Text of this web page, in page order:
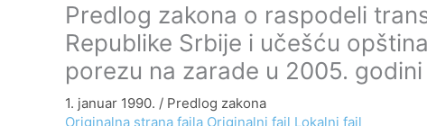
Predlog zakona o raspodeli
Republike Srbije i učešću
porezu na zarade u 2005. godini
1. januar 1990. / Predlog zakona
Originalna strana fajla Originalni fajl Lokalni fajl